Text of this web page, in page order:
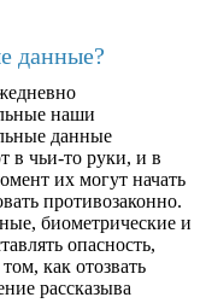
данные?
наши
данные
в чьи-то руки, и в
их могут начать
противозаконно.
биометрические и
опасность,
как отозвать
рассказыва